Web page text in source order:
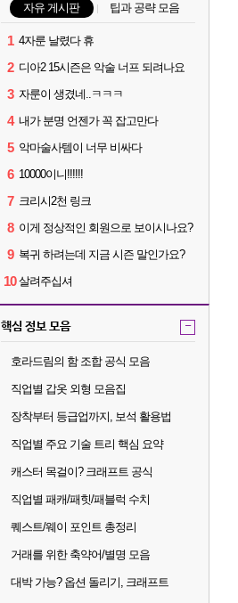
자유 게시판 팁과 공략 모음
1 4자룬 날렸다 휴
2 디아2 15시즌은 악술 너프 되려나요
3 자룬이 생겼네..ㅋㅋㅋ
4 내가 분명 언젠가 꼭 잡고만다
5 악마술사템이 너무 비싸다
6 10000이니!!!!!!
7 크리시2천 링크
8 이게 정상적인 회원으로 보이시나요?
9 복귀 하려는데 지금 시즌 말인가요?
10 살려주십셔
핵심 정보 모음 -
호라드림의 함 조합 공식 모음
직업별 갑옷 외형 모음집
장착부터 등급업까지, 보석 활용법
직업별 주요 기술 트리 핵심 요약
캐스터 목걸이? 크래프트 공식
직업별 패캐/패힛/패블럭 수치
퀘스트/웨이 포인트 총정리
거래를 위한 축약어/별명 모음
대박 가능? 옵션 돌리기, 크래프트